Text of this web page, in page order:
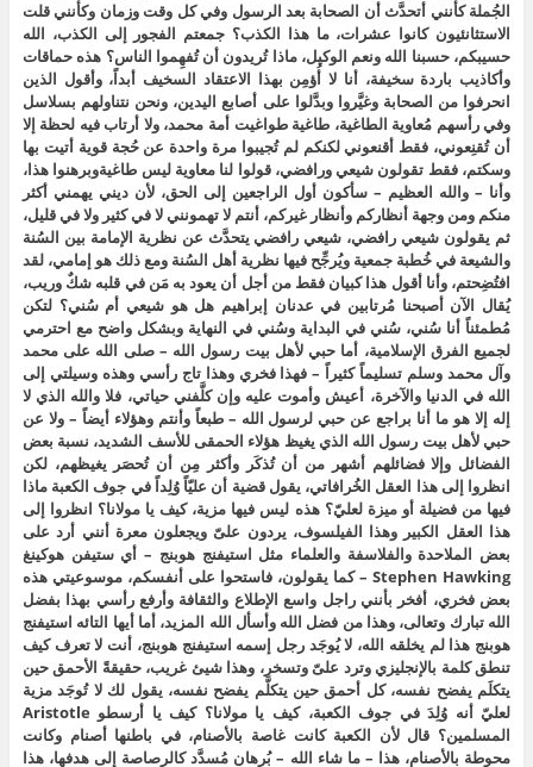
الجُملة كأنني أتحدَّث أن الصحابة بعد الرسول وفي كل وقت وزمان وكأنني قلت
الاستثانئيون كانوا عشرات، ما هذا الكذب؟ جمعتم الفجور إلى الكذب، الله
حسيبكم، حسبنا الله ونعم الوكيل، ماذا تُريدون أن تُفهِموا الناس؟ هذه حماقات
وأكاذيب باردة سخيفة، أنا لا أُؤمِن بهذا الاعتقاد السخيف أبداً، وأقول الذين
انحرفوا من الصحابة وغيَّروا وبدَّلوا على أصابع اليدين، ونحن نتناولهم بسلاسل
وفي رأسهم مُعاوية الطاغية، طاغية طواغيت أمة محمد، ولا أرتاب فيه لحظة إلا
أن تُقنِعوني، فقط أقنعوني لكنكم لم تُجيبوا مرة واحدة عن حُجة قوية أتيت بها
وسكتم، فقط تقولون شيعي ورافضي، قولوا لنا معاوية ليس طاغيةوبرهنوا هذا،
وأنا – والله العظيم – سأكون أول الراجعين إلى الحق، لأن ديني يهمني أكثر
منكم ومن وجهة أنظاركم وأنظار غيركم، أنتم لا تهمونني لا في كثير ولا في قليل،
ثم يقولون شيعي رافضي، شيعي رافضي يتحدَّث عن نظرية الإمامة بين السُنة
والشيعة في خُطبة جمعية ويُرجِّح فيها نظرية أهل السُنة ومع ذلك هو إمامي، لقد
افتُضِحتم، وأنا أقول هذا كبيان فقط من أجل أن يعود به مَن في قلبه شكٌ وريب،
يُقال الآن أصبحنا مُرتابين في عدنان إبراهيم هل هو شيعي أم سُني؟ لتكن
مُطمئناً أنا سُني، سُني في البداية وسُني في النهاية وبشكل واضح مع احترمي
لجميع الفرق الإسلامية، أما حبي لأهل بيت رسول الله – صلى الله على محمد
وآل محمد وسلم تسليماً كثيراً – فهذا فخري وهذا تاج رأسي وهذه وسيلتي إلى
الله في الدنيا والآخرة، أعيش وأموت عليه وإن كلَّفني حياتي، فلا والله الذي لا
إله إلا هو ما أنا براجع عن حبي لرسول الله – طبعاً وأنتم وهؤلاء أيضاً – ولا عن
حبي لأهل بيت رسول الله الذي يغيظ هؤلاء الحمقى للأسف الشديد، نسبة بعض
الفضائل وإلا فضائلهم أشهر من أن تُذكَر وأكثر مِن أن تُحصَر يغيظهم، لكن
انظروا إلى هذا العقل الخُرافاتي، يقول قضية أن عليّاً وُلِداً في جوف الكعبة ماذا
فيها من فضيلة أو ميزة لعليّ؟ هذه ليس فيها مزية، كيف يا مولانا؟ انظروا إلى
هذا العقل الكبير وهذا الفيلسوف، يردون علىّ ويجعلون معرة أنني أرد على
بعض الملاحدة والفلاسفة والعلماء مثل استيفنج هوبنج – أي ستيفن هوكينغ
Stephen Hawking – كما يقولون، فاستحوا على أنفسكم، موسوعيتي هذه
بعض فخري، أفخر بأنني راجل واسع الإطلاع والثقافة وأرفع رأسي بهذا بفضل
الله تبارك وتعالى، وهذا من فضل الله وأسأل الله المزيد، أما أيها التائه استيفنج
هوبنج هذا لم يخلقه الله، لا يُوجَد رجل إسمه استيفنج هوبنج، أنت لا تعرف كيف
تنطق كلمة بالإنجليزي وترد علىّ وتسخر، وهذا شيئ غريب، حقيقةً الأحمق حين
يتكلَم يفضح نفسه، كل أحمق حين يتكلَّم يفضح نفسه، يقول لك لا تُوجَد مزية
لعليّ أنه وُلِدَ في جوف الكعبة، كيف يا مولانا؟ كيف يا أرسطو Aristotle
المسلمين؟ قال لأن الكعبة كانت غاصة بالأصنام، في باطنها أصنام وكانت
محوطة بالأصنام، هذا – ما شاء الله – بُرهان مُسدَّد كالرصاصة إلى هدفها، هذا